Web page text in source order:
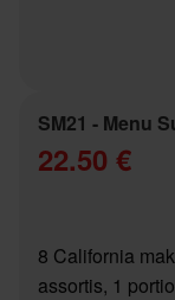
SM21 - Menu
22.50 €
8 California
assortis, 1